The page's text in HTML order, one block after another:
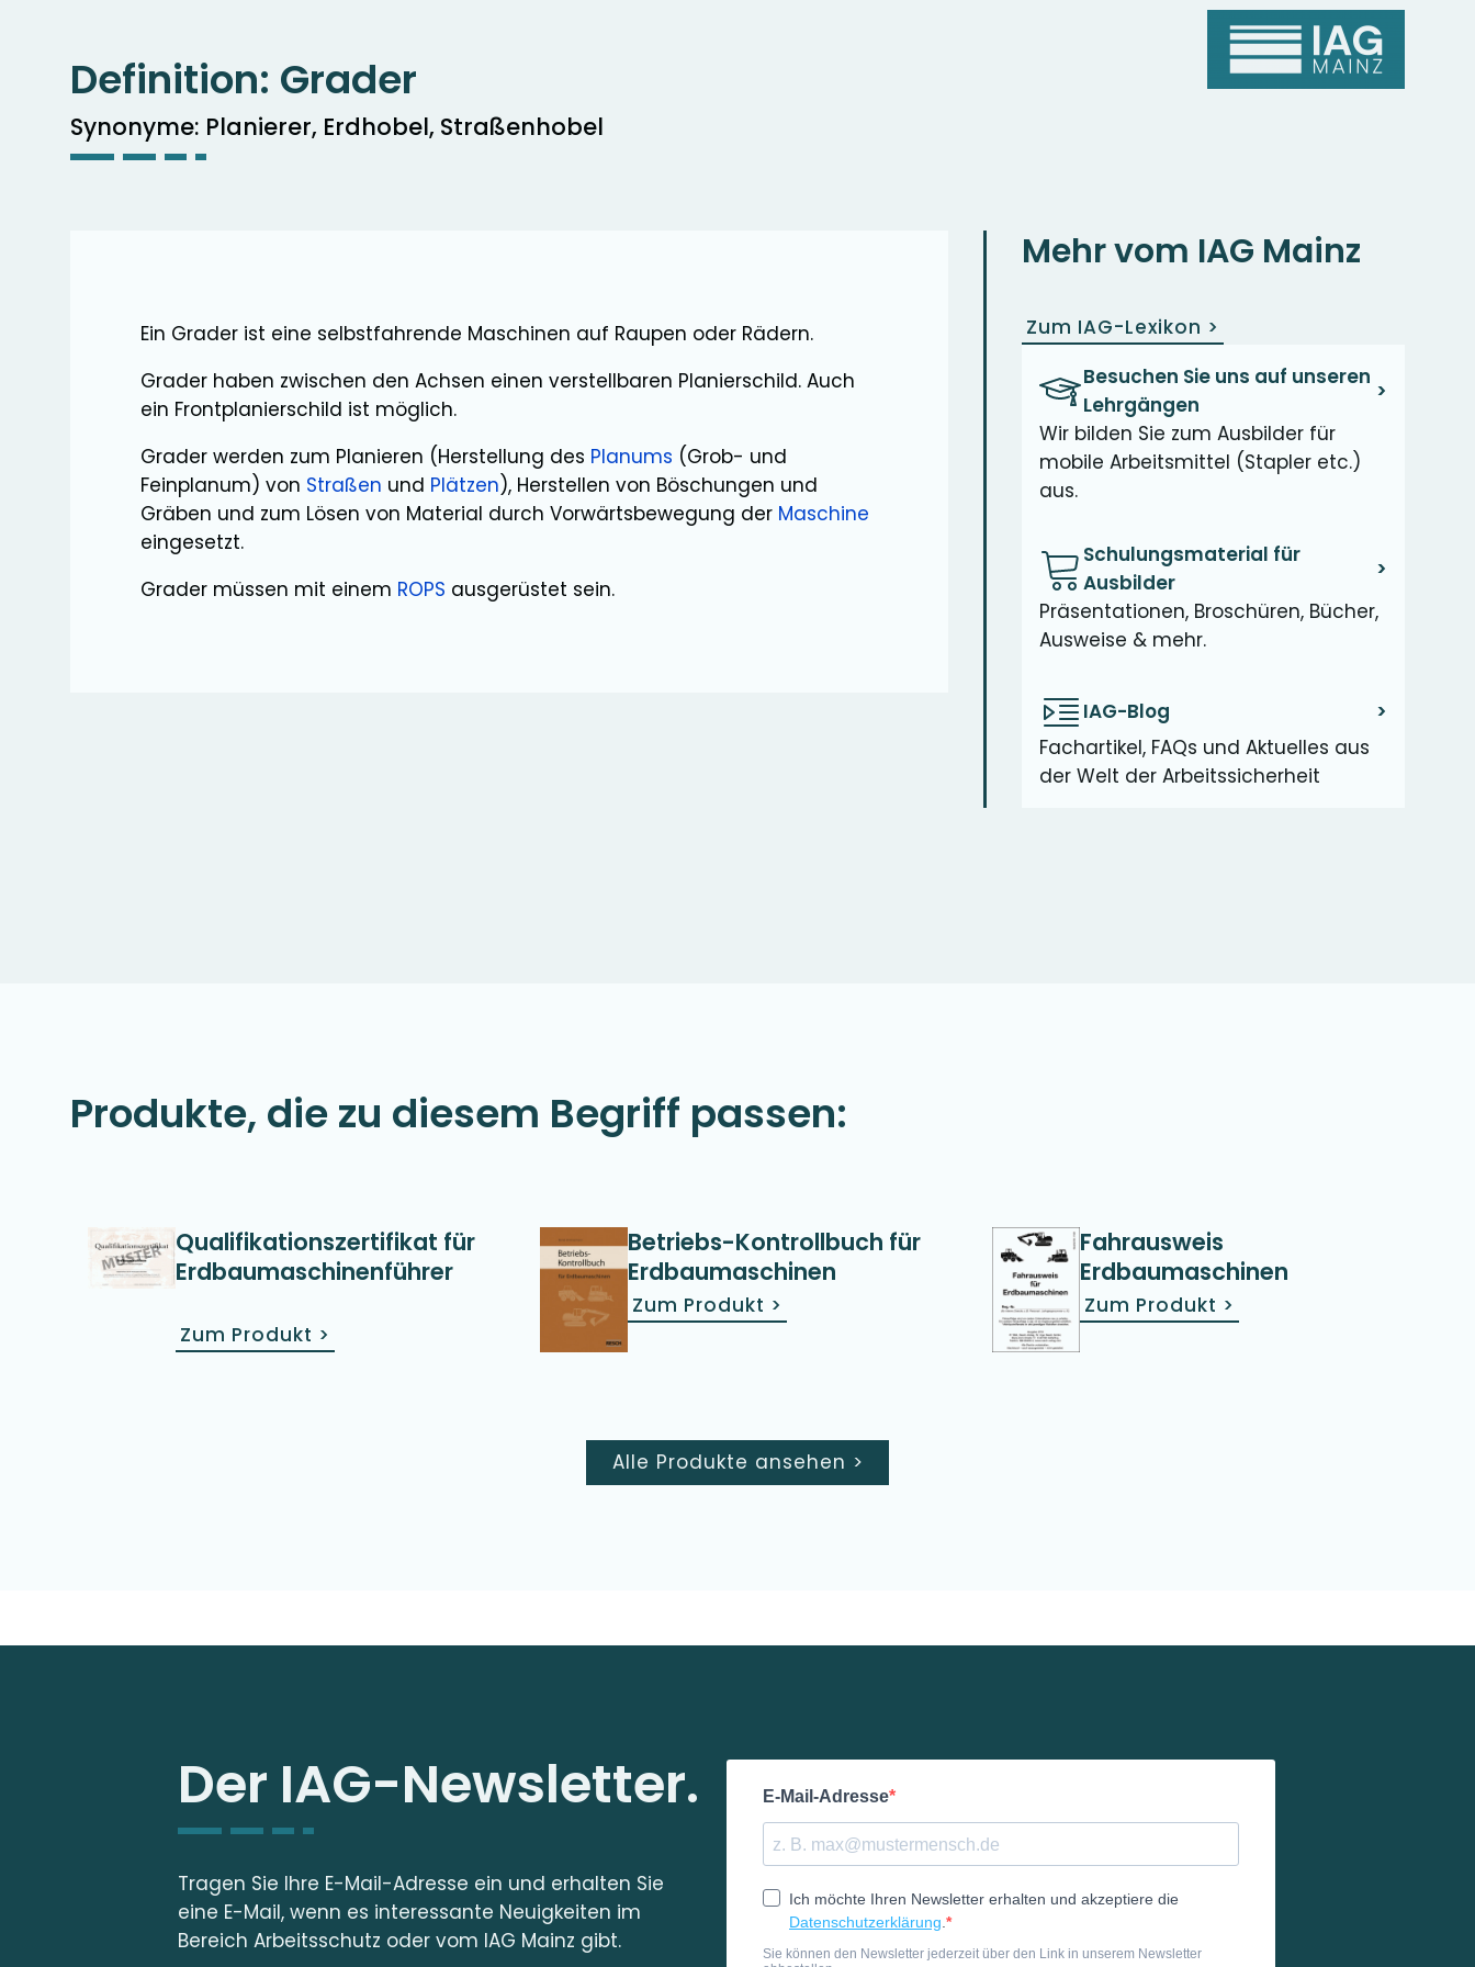
Definition: Grader
Synonyme: Planierer, Erdhobel, Straßenhobel
Ein Grader ist eine selbstfahrende Maschinen auf Raupen oder Rädern.
Grader haben zwischen den Achsen einen verstellbaren Planierschild. Auch
ein Frontplanierschild ist möglich.
Grader werden zum Planieren (Herstellung des Planums (Grob- und
Feinplanum) von Straßen und Plätzen), Herstellen von Böschungen und
Gräben und zum Lösen von Material durch Vorwärtsbewegung der Maschine
eingesetzt.
Grader müssen mit einem ROPS ausgerüstet sein.
Mehr vom IAG Mainz
Zum IAG-Lexikon >
Besuchen Sie uns auf unseren
Lehrgängen
>
Wir bilden Sie zum Ausbilder für
mobile Arbeitsmittel (Stapler etc.)
aus.
Schulungsmaterial für
Ausbilder
>
Präsentationen, Broschüren, Bücher,
Ausweise & mehr.
IAG-Blog
>
Fachartikel, FAQs und Aktuelles aus
der Welt der Arbeitssicherheit
Produkte, die zu diesem Begriff passen:
Qualifikationszertifikat für
Erdbaumaschinenführer
Zum Produkt >
Betriebs-Kontrollbuch für
Erdbaumaschinen
Zum Produkt >
Fahrausweis
Erdbaumaschinen
Zum Produkt >
Alle Produkte ansehen >
Der IAG-Newsletter.
Tragen Sie Ihre E-Mail-Adresse ein und erhalten Sie
eine E-Mail, wenn es interessante Neuigkeiten im
Bereich Arbeitsschutz oder vom IAG Mainz gibt.